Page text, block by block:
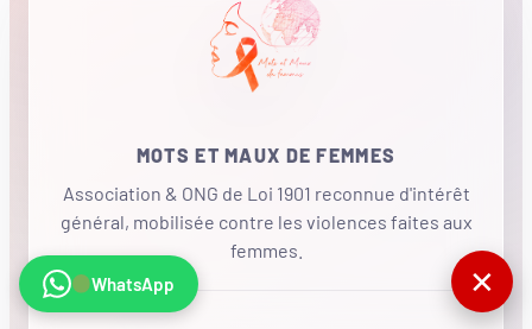
MOTS ET MAUX DE FEMMES
Association & ONG de Loi 1901 reconnue d'intérêt
général, mobilisée contre les violences faites aux
femmes.
WhatsApp ✕